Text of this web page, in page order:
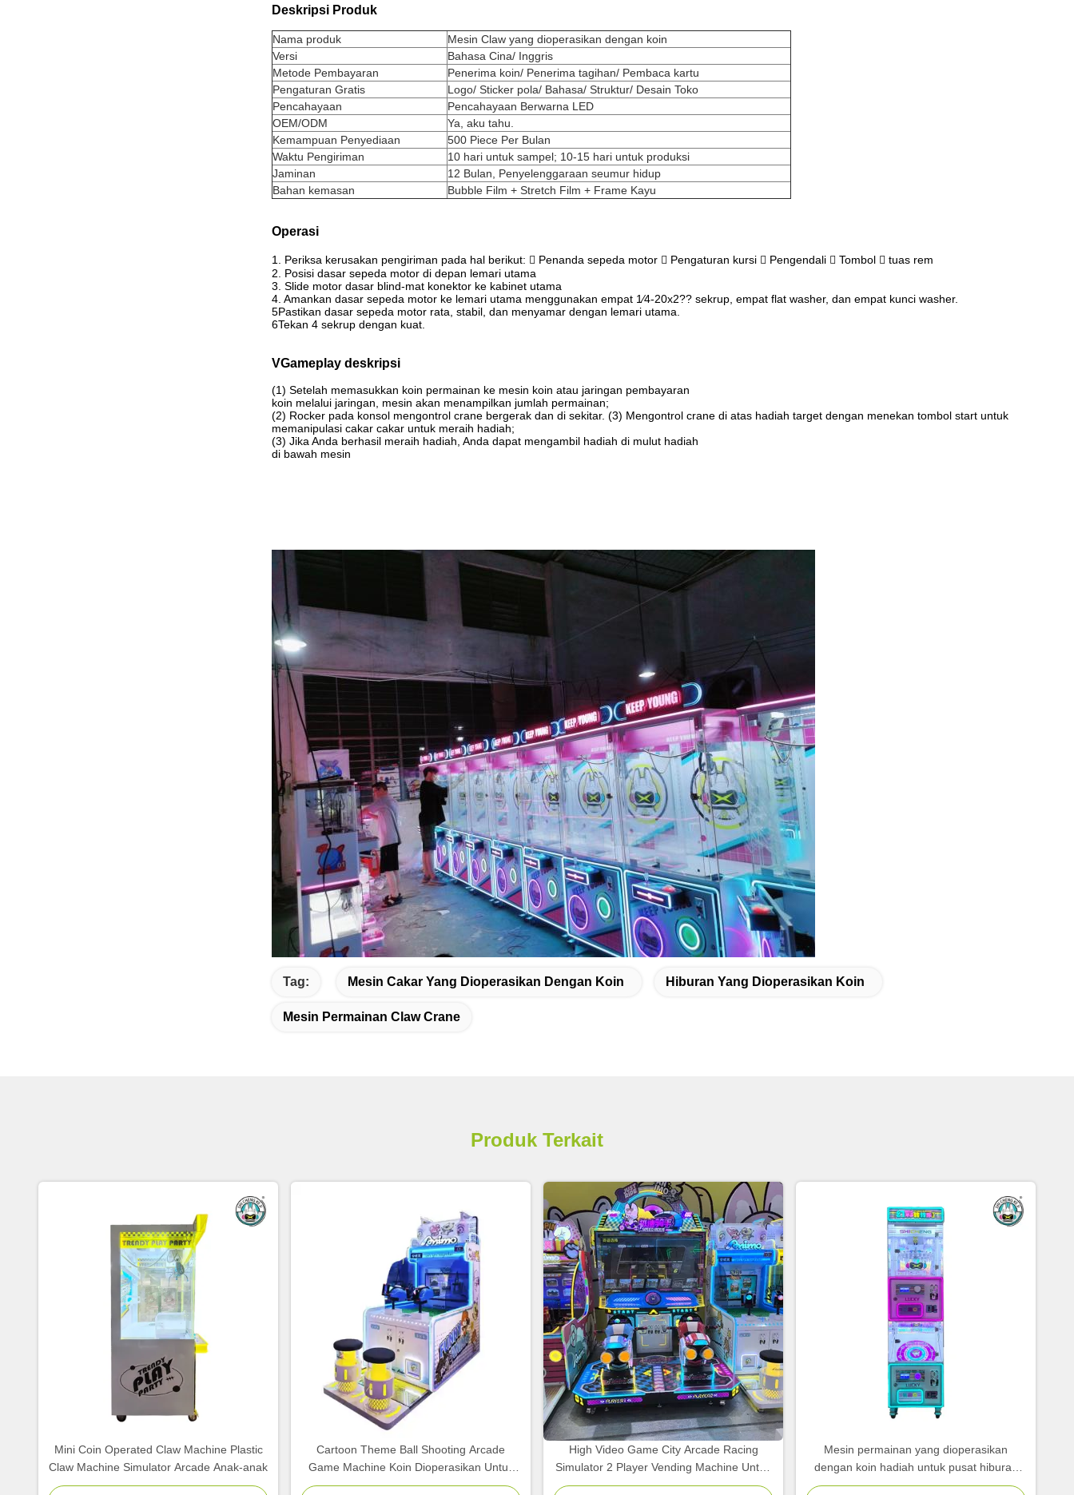
Deskripsi Produk
Nama produk
Mesin Claw yang dioperasikan dengan koin
Versi
Bahasa Cina/ Inggris
Metode Pembayaran
Penerima koin/ Penerima tagihan/ Pembaca kartu
Pengaturan Gratis
Logo/ Sticker pola/ Bahasa/ Struktur/ Desain Toko
Pencahayaan
Pencahayaan Berwarna LED
OEM/ODM
Ya, aku tahu.
Kemampuan Penyediaan
500 Piece Per Bulan
Waktu Pengiriman
10 hari untuk sampel; 10-15 hari untuk produksi
Jaminan
12 Bulan, Penyelenggaraan seumur hidup
Bahan kemasan
Bubble Film + Stretch Film + Frame Kayu
Operasi
1. Periksa kerusakan pengiriman pada hal berikut:  Penanda sepeda motor  Pengaturan kursi  Pengendali  Tombol  tuas rem
2. Posisi dasar sepeda motor di depan lemari utama
3. Slide motor dasar blind-mat konektor ke kabinet utama
4. Amankan dasar sepeda motor ke lemari utama menggunakan empat 1⁄4-20x2?? sekrup, empat flat washer, dan empat kunci washer.
5Pastikan dasar sepeda motor rata, stabil, dan menyamar dengan lemari utama.
6Tekan 4 sekrup dengan kuat.
VGameplay deskripsi
(1) Setelah memasukkan koin permainan ke mesin koin atau jaringan pembayaran
koin melalui jaringan, mesin akan menampilkan jumlah permainan;
(2) Rocker pada konsol mengontrol crane bergerak dan di sekitar. (3) Mengontrol crane di atas hadiah target dengan menekan tombol start untuk
memanipulasi cakar cakar untuk meraih hadiah;
(3) Jika Anda berhasil meraih hadiah, Anda dapat mengambil hadiah di mulut hadiah
di bawah mesin
Tag: Mesin Cakar Yang Dioperasikan Dengan Koin Hiburan Yang Dioperasikan Koin
Mesin Permainan Claw Crane
Produk Terkait
Mini Coin Operated Claw Machine Plastic
Claw Machine Simulator Arcade Anak-anak
Cartoon Theme Ball Shooting Arcade
Game Machine Koin Dioperasikan Untuk
Taman Hiburan Anak-anak
High Video Game City Arcade Racing
Simulator 2 Player Vending Machine Untuk
Anak-anak
Mesin permainan yang dioperasikan
dengan koin hadiah untuk pusat hiburan
Penerima tagihan